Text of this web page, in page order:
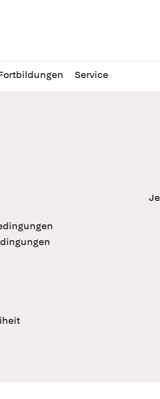
Service